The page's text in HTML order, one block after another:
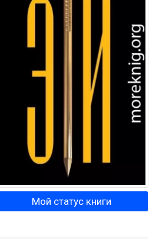
Мой статус книги